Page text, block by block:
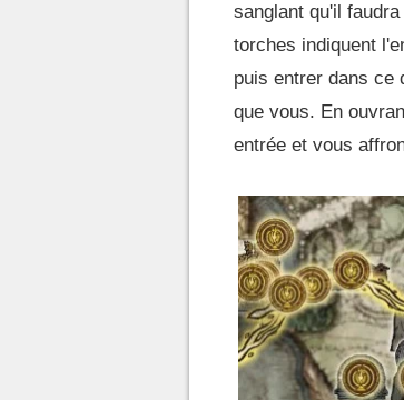
sanglant qu'il
torches indiquent
puis entrer dans ce
que vous. En
entrée et vous